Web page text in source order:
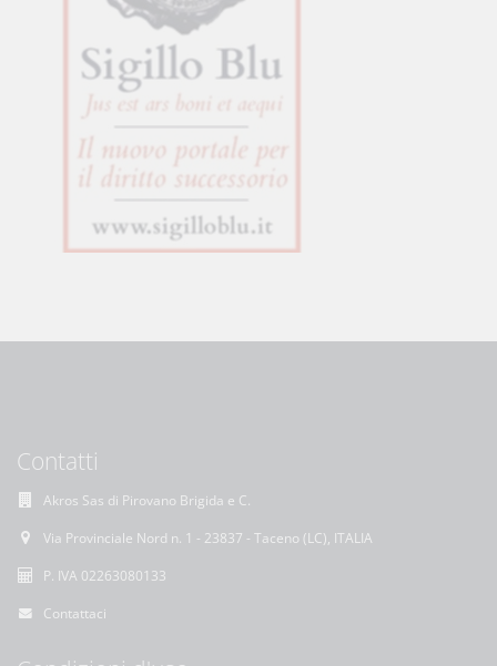
Contatti
Akros Sas di Pirovano Brigida e C.
Via Provinciale Nord n. 1 - 23837 - Taceno (LC), ITALIA
P. IVA 02263080133
Contattaci